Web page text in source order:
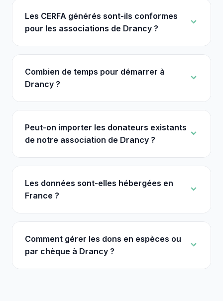
Les CERFA générés sont-ils conformes
pour les associations de Drancy ?
Combien de temps pour démarrer à
Drancy ?
Peut-on importer les donateurs existants
de notre association de Drancy ?
Les données sont-elles hébergées en
France ?
Comment gérer les dons en espèces ou
par chèque à Drancy ?